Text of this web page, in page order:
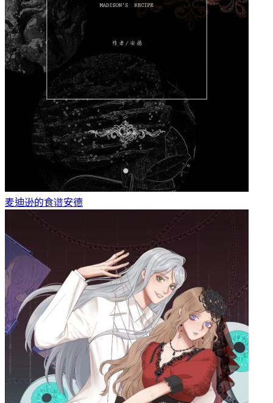
麦迪逊的食谱安德